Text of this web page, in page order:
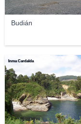
Budián
Inma Cardalda